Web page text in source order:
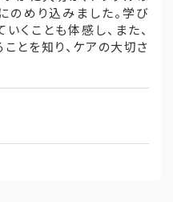
めり込みました。学び
くことも体感し、また、
とを知り、ケアの大切さ